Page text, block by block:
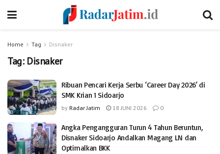
Home Tag Disnaker
Tag: Disnaker
Ribuan Pencari Kerja Serbu ‘Career Day 2026’ di
SMK Krian 1 Sidoarjo
by Radar Jatim 18 JUNI 2026 0
Angka Pengangguran Turun 4 Tahun Beruntun,
Disnaker Sidoarjo Andalkan Magang LN dan
Optimalkan BKK